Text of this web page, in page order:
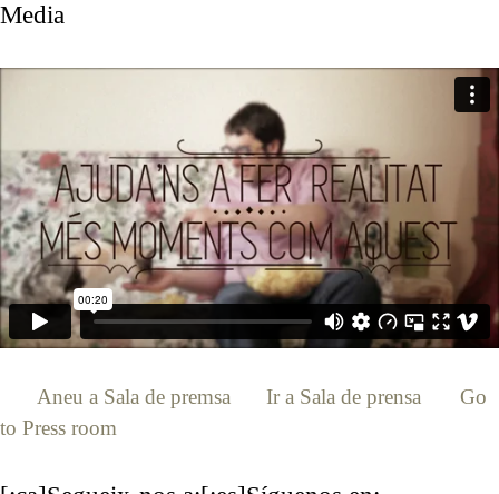
Media
Aneu a Sala de premsa Ir a Sala de prensa
Go
to Press room